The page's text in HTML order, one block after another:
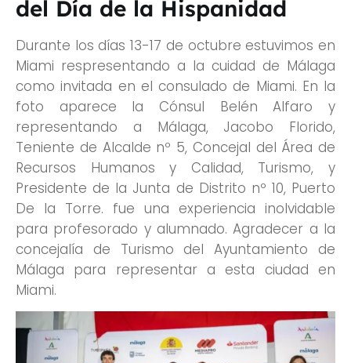
del Día de la Hispanidad
Durante los días 13-17 de octubre estuvimos en
Miami respresentando a la cuidad de Málaga
como invitada en el consulado de Miami. En la
foto aparece la Cónsul Belén Alfaro y
representando a Málaga, Jacobo Florido,
Teniente de Alcalde nº 5, Concejal del Área de
Recursos Humanos y Calidad, Turismo, y
Presidente de la Junta de Distrito nº 10, Puerto
De la Torre. fue una experiencia inolvidable
para profesorado y alumnado. Agradecer a la
concejalía de Turismo del Ayuntamiento de
Málaga para representar a esta ciudad en
Miami.